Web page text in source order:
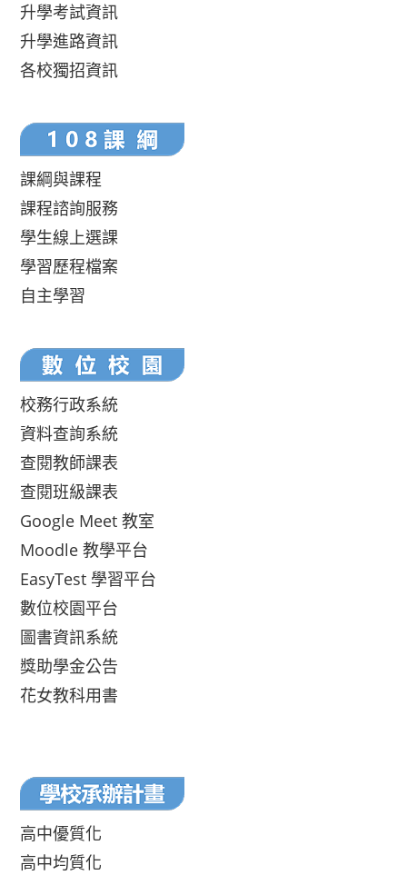
升學考試資訊
升學進路資訊
各校獨招資訊
課綱與課程
課程諮詢服務
學生線上選課
學習歷程檔案
自主學習
校務行政系統
資料查詢系統
查閱教師課表
查閱班級課表
Google Meet 教室
Moodle 教學平台
EasyTest 學習平台
數位校園平台
圖書資訊系統
獎助學金公告
花女教科用書
高中優質化
高中均質化